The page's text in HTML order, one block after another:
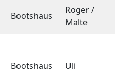
Bootshaus
Roger /
Malte
Bootshaus Uli